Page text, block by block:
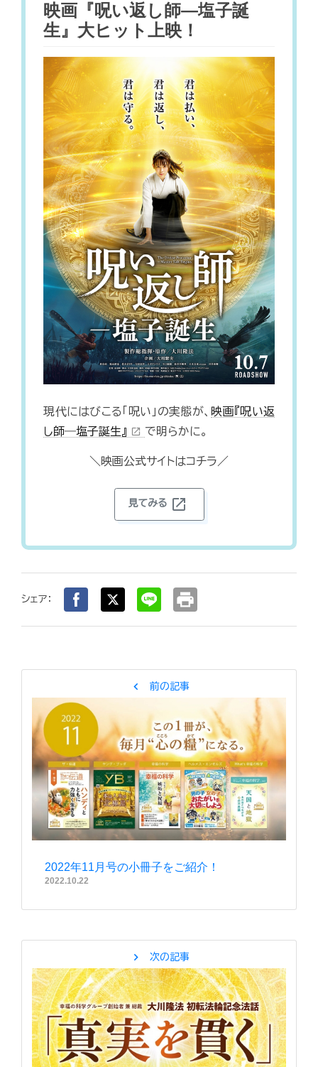
映画『呪い返し師―塩子誕
生』大ヒット上映！
現代にはびこる「呪い」の実態が、 映画『呪い返
し師―塩子誕生』 open_in_new で明らかに。
＼映画公式サイトはコチラ／
見てみる open_in_new
シェア： print
chevron_left 前の記事
2022年11月号の小冊子をご紹介！
2022.10.22
chevron_right 次の記事